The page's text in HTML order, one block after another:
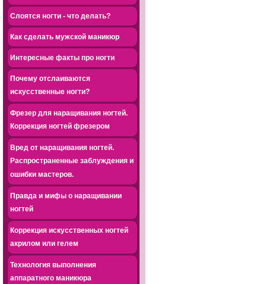
Слоятся ногти - что делать?
Как сделать мужской маникюр
Интересные факты про ногти
Почему отслаиваются
искусственные ногти?
Фрезер для наращивания ногтей.
Коррекция ногтей фрезером
Вред от наращивания ногтей.
Распространенные заблуждения и
ошибки мастеров.
Правда и мифы о наращивании
ногтей
Коррекция искусственных ногтей
акрилом или гелем
Технология выполнения
аппаратного маникюра